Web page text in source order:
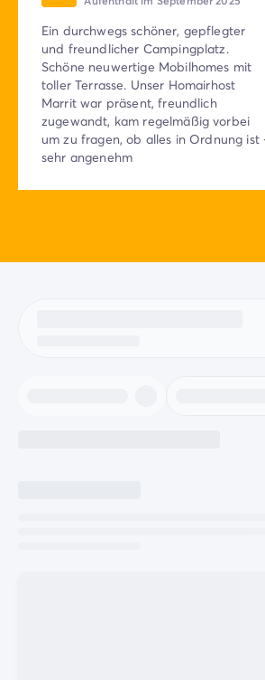
Ein durchwegs schöner, gepflegter
und freundlicher Campingplatz.
Schöne neuwertige Mobilhomes mit
toller Terrasse. Unser Homairhost
Marrit war präsent, freundlich
zugewandt, kam regelmäßig vorbei
um zu fragen, ob alles in Ordnung ist -
sehr angenehm